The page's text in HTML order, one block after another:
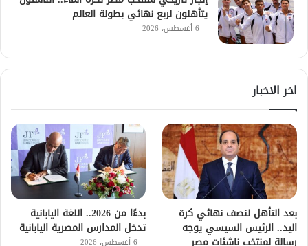
يتأهلون لربع نهائي بطولة العالم
6 أغسطس، 2026
اخر الاخبار
بعد التأهل لنصف نهائي كرة
اليد.. الرئيس السيسي يوجه
بدءًا من 2026.. اللغة اليابانية
تدخل المدارس المصرية اليابانية
6 أغسطس، 2026